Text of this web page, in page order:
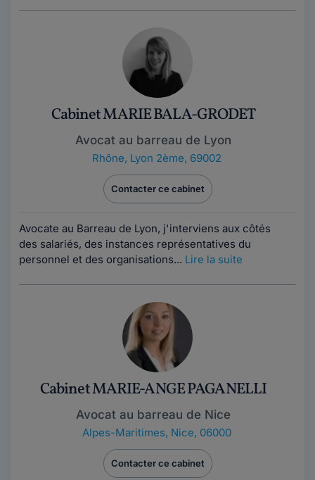
Cabinet MARIE BALA-GRODET
Avocat au barreau de Lyon
Rhône, Lyon 2ème, 69002
Contacter ce cabinet
Avocate au Barreau de Lyon, j'interviens aux côtés
des salariés, des instances représentatives du
personnel et des organisations... Lire la suite
Cabinet MARIE-ANGE PAGANELLI
Avocat au barreau de Nice
Alpes-Maritimes, Nice, 06000
Contacter ce cabinet